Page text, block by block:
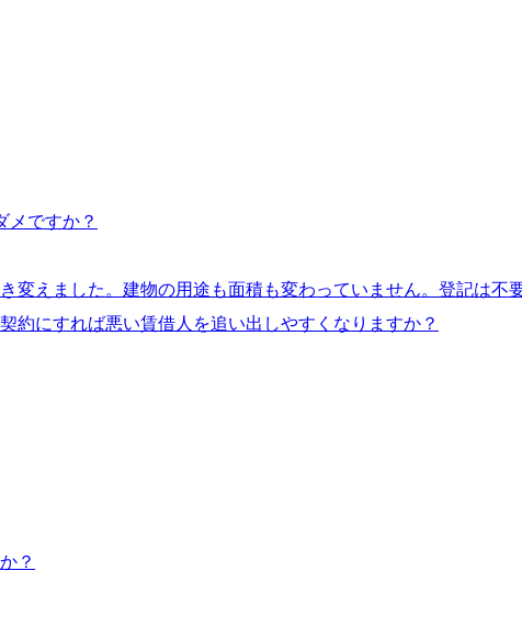
メですか？
変えました。建物の用途も面積も変わっていません。登記は不
約にすれば悪い賃借人を追い出しやすくなりますか？
？